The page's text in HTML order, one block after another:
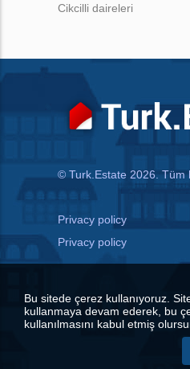
Cikcilli daireleri
© Turk.Estate 2026. Tüm
Privacy policy
Privacy policy
Bu sitede çerez kullanıyoruz.
kullanmaya devam ederek, bu
kullanılmasını kabul etmiş